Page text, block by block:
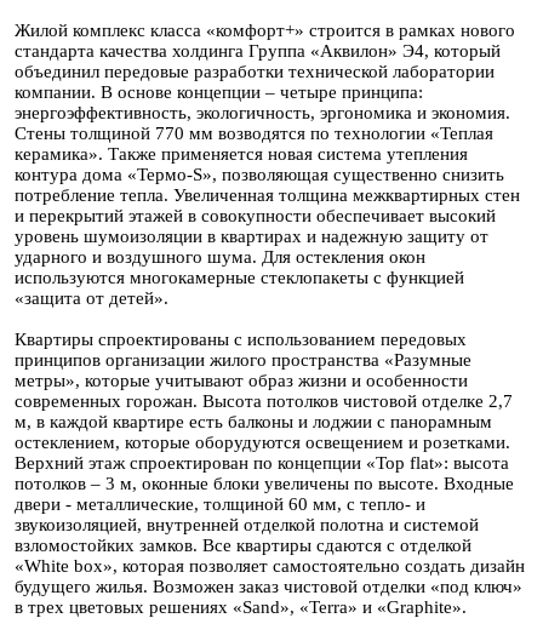
Жилой комплекс класса «комфорт+» строится в рамках нового
стандарта качества холдинга Группа «Аквилон» Э4, который
объединил передовые разработки технической лаборатории
компании. В основе концепции – четыре принципа:
энергоэффективность, экологичность, эргономика и экономия.
Стены толщиной 770 мм возводятся по технологии «Теплая
керамика». Также применяется новая система утепления
контура дома «Термо-S», позволяющая существенно снизить
потребление тепла. Увеличенная толщина межквартирных стен
и перекрытий этажей в совокупности обеспечивает высокий
уровень шумоизоляции в квартирах и надежную защиту от
ударного и воздушного шума. Для остекления окон
используются многокамерные стеклопакеты с функцией
«защита от детей».
Квартиры спроектированы с использованием передовых
принципов организации жилого пространства «Разумные
метры», которые учитывают образ жизни и особенности
современных горожан. Высота потолков чистовой отделке 2,7
м, в каждой квартире есть балконы и лоджии с панорамным
остеклением, которые оборудуются освещением и розетками.
Верхний этаж спроектирован по концепции «Top flat»: высота
потолков – 3 м, оконные блоки увеличены по высоте. Входные
двери - металлические, толщиной 60 мм, с тепло- и
звукоизоляцией, внутренней отделкой полотна и системой
взломостойких замков. Все квартиры сдаются с отделкой
«White box», которая позволяет самостоятельно создать дизайн
будущего жилья. Возможен заказ чистовой отделки «под ключ»
в трех цветовых решениях «Sand», «Terra» и «Graphite».